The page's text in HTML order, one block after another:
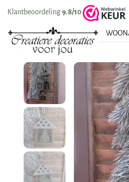
Klantbeoordeling9.8/10